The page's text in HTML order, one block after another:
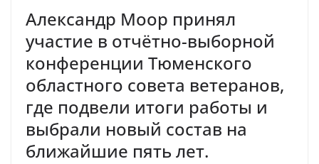
Александр Моор принял
участие в отчётно-выборной
конференции Тюменского
областного совета ветеранов,
где подвели итоги работы и
выбрали новый состав на
ближайшие пять лет.